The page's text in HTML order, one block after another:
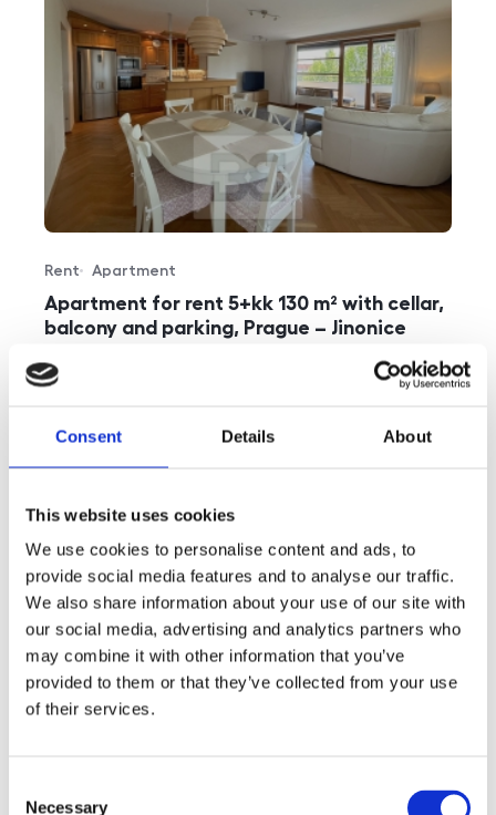
Consent Details About
This website uses cookies
We use cookies to personalise content and ads, to
provide social media features and to analyse our traffic.
We also share information about your use of our site with
our social media, advertising and analytics partners who
may combine it with other information that you’ve
provided to them or that they’ve collected from your use
of their services.
Necessary
Apartment for rent 5+kk 130 m² with cellar,
balcony and parking, Prague – Jinonice
Offer type
Rent
Property type
Apartment
rozměry
disposition
5+kk